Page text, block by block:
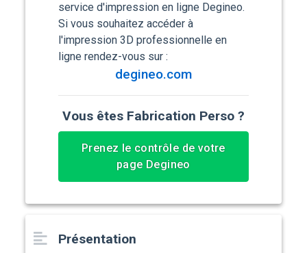
Présentation
service d'impression en ligne Degineo.
Si vous souhaitez accéder à
l'impression 3D professionnelle en
ligne rendez-vous sur :
degineo.com
Vous êtes Fabrication Perso ?
Prenez le contrôle de votre
page Degineo